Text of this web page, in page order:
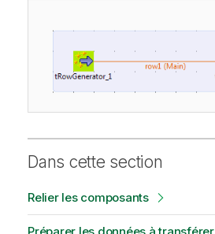
Dans cette section
Relier les composants